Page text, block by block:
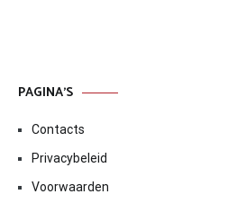
PAGINA’S
Contacts
Privacybeleid
Voorwaarden